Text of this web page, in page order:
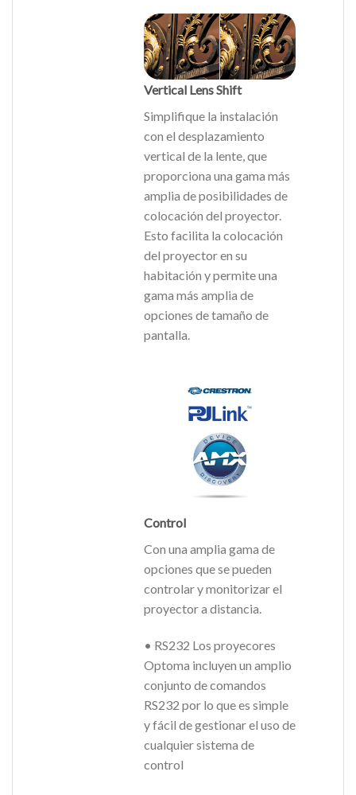
Vertical Lens Shift
Simplifique la instalación
con el desplazamiento
vertical de la lente, que
proporciona una gama más
amplia de posibilidades de
colocación del proyector.
Esto facilita la colocación
del proyector en su
habitación y permite una
gama más amplia de
opciones de tamaño de
pantalla.
Control
Con una amplia gama de
opciones que se pueden
controlar y monitorizar el
proyector a distancia.
• RS232 Los proyecores
Optoma incluyen un amplio
conjunto de comandos
RS232 por lo que es simple
y fácil de gestionar el uso de
cualquier sistema de
control